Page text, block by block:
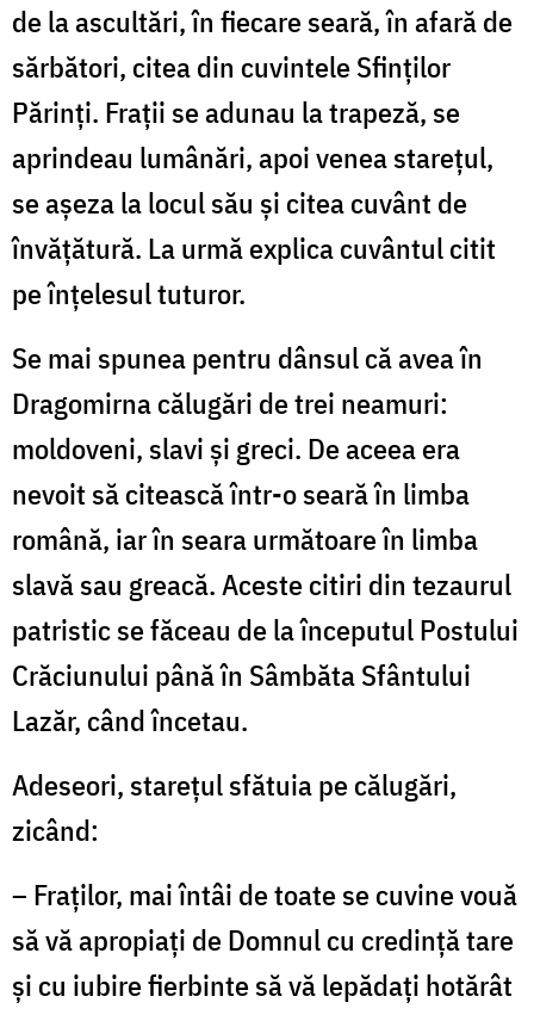
de la ascultări, în fiecare seară, în afară de
sărbători, citea din cuvintele Sfinţilor
Părinţi. Fraţii se adunau la trapeză, se
aprindeau lumânări, apoi venea stareţul,
se aşeza la locul său şi citea cuvânt de
învăţătură. La urmă explica cuvântul citit
pe înţelesul tuturor.
Se mai spunea pentru dânsul că avea în
Dragomirna călugări de trei neamuri:
moldoveni, slavi şi greci. De aceea era
nevoit să citească într-o seară în limba
română, iar în seara următoare în limba
slavă sau greacă. Aceste citiri din tezaurul
patristic se făceau de la începutul Postului
Crăciunului până în Sâmbăta Sfântului
Lazăr, când încetau.
Adeseori, stareţul sfătuia pe călugări,
zicând:
– Fraţilor, mai întâi de toate se cuvine vouă
să vă apropiaţi de Domnul cu credinţă tare
şi cu iubire fierbinte să vă lepădaţi hotărât